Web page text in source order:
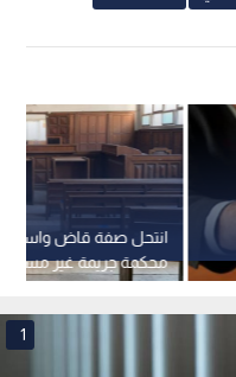
انتحل صفة قاض
محكمة جريمة غير
في مصر
1